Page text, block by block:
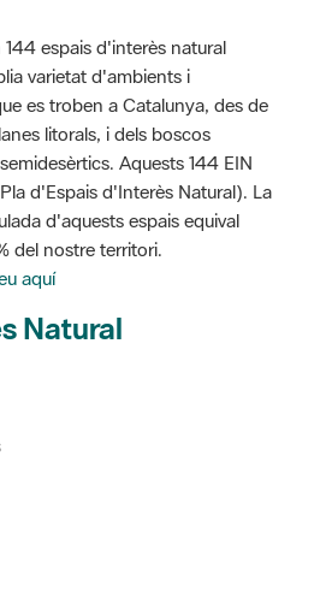
espais d'interès natural
varietat d'ambients i
es troben a Catalunya, des de
litorals, i dels boscos
Aquests 144 EIN
d'Espais d'Interès Natural). La
d'aquests espais equival
del nostre territori.
aquí
Natural
mitjana de les valoracions és de 0